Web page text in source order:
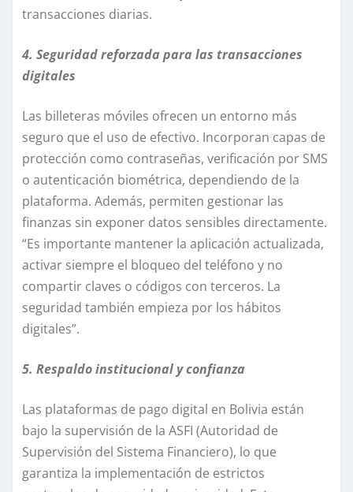
transacciones diarias.
4. Seguridad reforzada para las transacciones
digitales
Las billeteras móviles ofrecen un entorno más
seguro que el uso de efectivo. Incorporan capas de
protección como contraseñas, verificación por SMS
o autenticación biométrica, dependiendo de la
plataforma. Además, permiten gestionar las
finanzas sin exponer datos sensibles directamente.
“Es importante mantener la aplicación actualizada,
activar siempre el bloqueo del teléfono y no
compartir claves o códigos con terceros. La
seguridad también empieza por los hábitos
digitales”.
5. Respaldo institucional y confianza
Las plataformas de pago digital en Bolivia están
bajo la supervisión de la ASFI (Autoridad de
Supervisión del Sistema Financiero), lo que
garantiza la implementación de estrictos